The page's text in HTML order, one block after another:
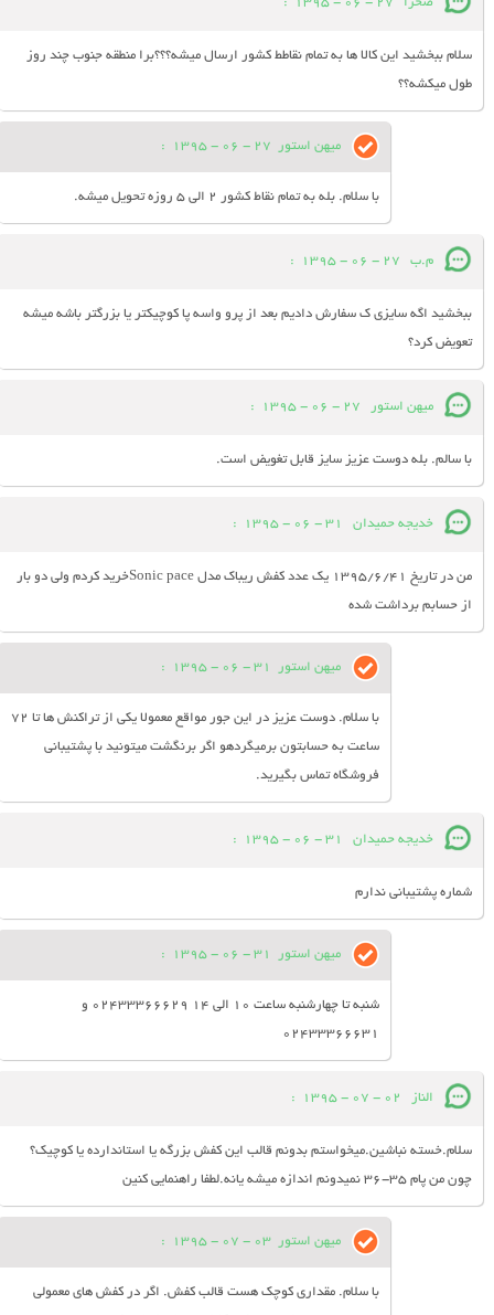
سلام ببخشید این کالا ها به تمام نقاطط کشور ارسال میشه؟؟؟برا منطقه جنوب چند روز
طول میکشه؟؟
میهن استور 27 - 06 - 1395
:
با سلام. بله به تمام نقاط کشور 2 الی 5 روزه تحویل میشه.
م.ب 27 - 06 - 1395
:
ببخشید اگه سایزی ک سفارش دادیم بعد از پرو واسه پا کوچیکتر یا بزرگتر باشه میشه
تعویض کرد؟
میهن استور 27 - 06 - 1395
:
با سالم. بله دوست عزیز سایز قابل تغویض است.
خدیجه حمیدان 31 - 06 - 1395
:
من در تاریخ 1395/6/41 یک عدد کفش ریباک مدل Sonic paceخرید کردم ولی دو بار
از حسابم برداشت شده
میهن استور 31 - 06 - 1395
:
با سلام. دوست عزیز در این جور مواقع معمولا یکی از تراکنش ها تا 72
ساعت به حسابتون برمیگردهو اگر برنگشت میتونید با پشتیبانی
فروشگاه تماس بگیرید.
خدیجه حمیدان 31 - 06 - 1395
:
شماره پشتیبانی ندارم
میهن استور 31 - 06 - 1395
:
شنبه تا چهارشنبه ساعت 10 الی 14 02433366629 و
02433366631
الناز 02 - 07 - 1395
:
سلام.خسته نباشین.میخواستم بدونم قالب این کفش بزرگه یا استاندارده یا کوچیک؟
چون من پام 35-36 نمیدونم اندازه میشه یانه.لطفا راهنمایی کنین
میهن استور 03 - 07 - 1395
:
با سلام. مقداری کوچک هست قالب کفش. اگر در کفش های معمولی